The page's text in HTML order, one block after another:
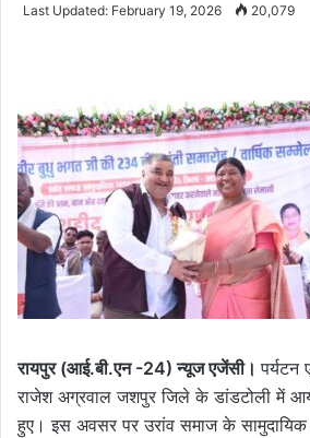
Last Updated: February 19, 2026 20,079
रायपुर (आई.बी.एन -24) न्यूज एजेंसी।पर्यटन
राजेश अग्रवाल जशपुर जिले के डांडटोली में
हुए। इस अवसर पर उरांव समाज के